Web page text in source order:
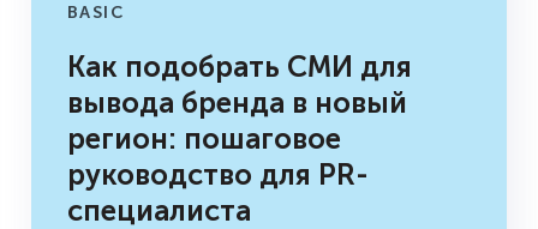
BASIC
Как подобрать СМИ для
вывода бренда в новый
регион: пошаговое
руководство для PR-
специалиста